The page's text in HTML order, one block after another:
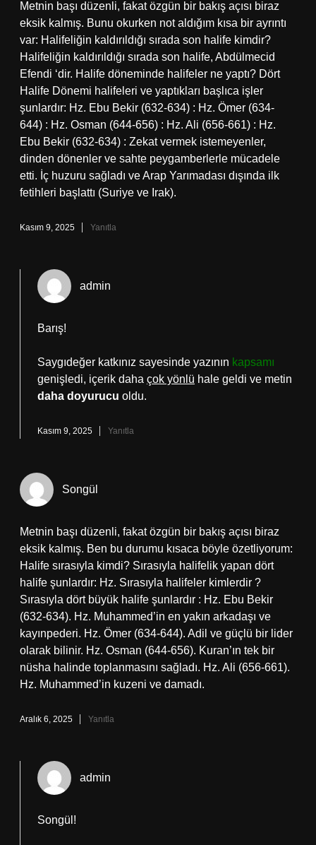
Metnin başı düzenli, fakat özgün bir bakış açısı biraz
eksik kalmış. Bunu okurken not aldığım kısa bir ayrıntı
var: Halifeliğin kaldırıldığı sırada son halife kimdir?
Halifeliğin kaldırıldığı sırada son halife, Abdülmecid
Efendi ‘dir. Halife döneminde halifeler ne yaptı? Dört
Halife Dönemi halifeleri ve yaptıkları başlıca işler
şunlardır: Hz. Ebu Bekir (632-634) : Hz. Ömer (634-
644) : Hz. Osman (644-656) : Hz. Ali (656-661) : Hz.
Ebu Bekir (632-634) : Zekat vermek istemeyenler,
dinden dönenler ve sahte peygamberlerle mücadele
etti. İç huzuru sağladı ve Arap Yarımadası dışında ilk
fetihleri başlattı (Suriye ve Irak).
Kasım 9, 2025 Yanıtla
admin
Barış!
Saygıdeğer katkınız sayesinde yazının kapsamı
genişledi, içerik daha çok yönlü hale geldi ve metin
daha doyurucu oldu.
Kasım 9, 2025 Yanıtla
Songül
Metnin başı düzenli, fakat özgün bir bakış açısı biraz
eksik kalmış. Ben bu durumu kısaca böyle özetliyorum:
Halife sırasıyla kimdi? Sırasıyla halifelik yapan dört
halife şunlardır: Hz. Sırasıyla halifeler kimlerdir ?
Sırasıyla dört büyük halife şunlardır : Hz. Ebu Bekir
(632-634). Hz. Muhammed’in en yakın arkadaşı ve
kayınpederi. Hz. Ömer (634-644). Adil ve güçlü bir lider
olarak bilinir. Hz. Osman (644-656). Kuran’ın tek bir
nüsha halinde toplanmasını sağladı. Hz. Ali (656-661).
Hz. Muhammed’in kuzeni ve damadı.
Aralık 6, 2025 Yanıtla
admin
Songül!